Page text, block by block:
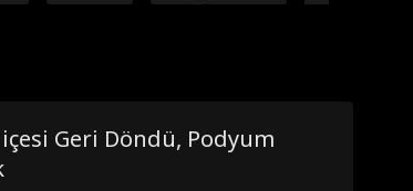
Geri Döndü, Podyum